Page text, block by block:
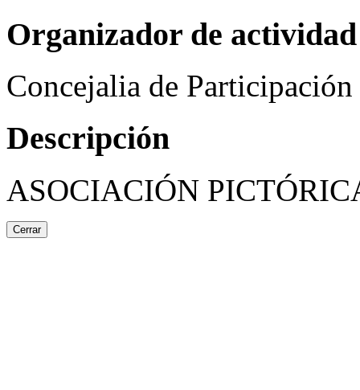
Organizador de actividad
Concejalia de
Descripción
ASOCIACIÓN
Cerrar